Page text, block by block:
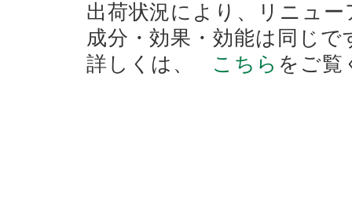
出荷状況により、リニュ
成分・効果・効能は同じで
詳しくは、
こちら をご覧